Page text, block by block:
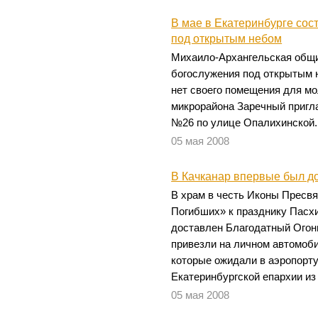
В мае в Екатеринбурге
под открытым небом
Михаило-Архангельская
богослужения под
нет своего помещения для
микрорайона Заречный
№26 по улице Опалихинской.
05 мая 2008
В Качканар впервые был
В храм в честь Иконы
Погибших» к празднику
доставлен Благодатный
привезли на личном
которые ожидали в
Екатеринбургской епархии
05 мая 2008